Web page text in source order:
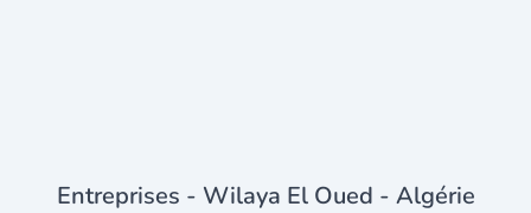
Entreprises - Wilaya El Oued - Algérie